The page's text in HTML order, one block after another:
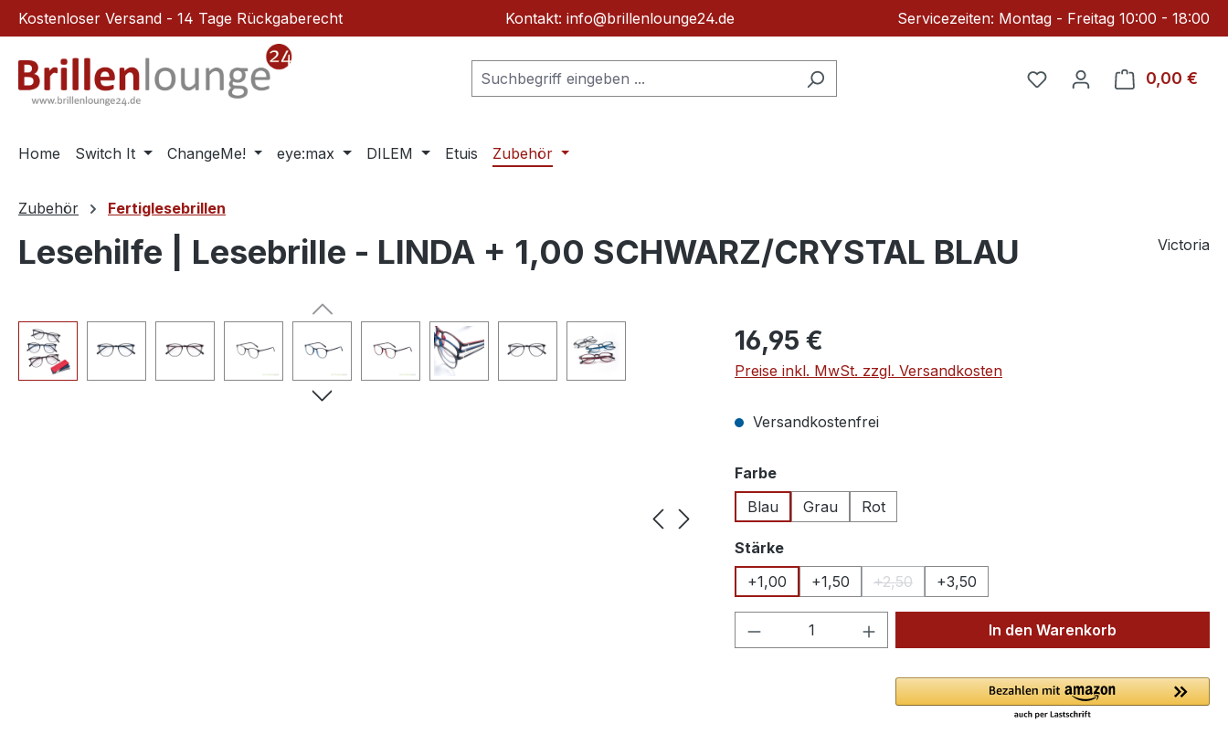
Hauptinhalt springen
Zur Suche springen
Zur Hauptnavigation springen
Kostenloser Versand - 14 Tage Rückgaberecht Kontakt: info@brillenlounge24.de Servicezeiten: Montag - Freitag 10:00 - 18:00
Du hast 0 Produkte auf
0,00 €
Home Switch It ChangeMe! eye:max DILEM Etuis Zubehör
Zubehör Fertiglesebrillen
Lesehilfe | Lesebrille - LINDA + 1,00 SCHWARZ/CRYSTAL BLAU Victoria
Bildergalerie überspringen Regulärer Preis:
16,95 €
Preise inkl. MwSt. zzgl. Versandkosten
Versandkostenfrei
Farbeauswählen
Blau
Grau Rot
Stärkeauswählen
+1,00
+1,50 +2,50
(Diese Option ist zurzeit nicht verfügbar.)
+3,50
Produkt Anzahl: Gib den gewünschten Wert
In den Warenkorb